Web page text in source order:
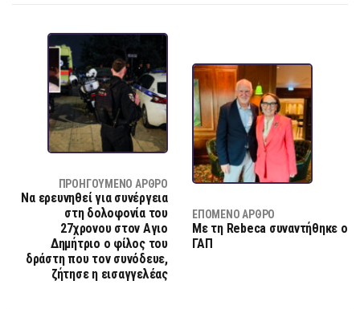
ΠΡΟΗΓΟΎΜΕΝΟ ΆΡΘΡΟ
Να ερευνηθεί για συνέργεια
στη δολοφονία του
27χρονου στον Αγιο
Δημήτριο ο φίλος του
δράστη που τον συνόδευε,
ζήτησε η εισαγγελέας
ΕΠΌΜΕΝΟ ΆΡΘΡΟ
Με τη Rebeca συναντήθηκε ο
ΓΑΠ